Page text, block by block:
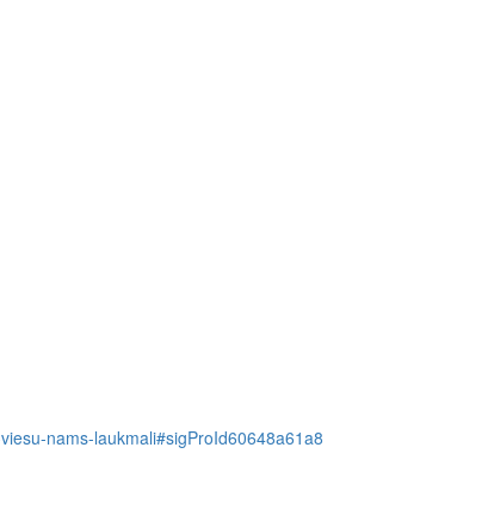
nams-laukmali#sigProId60648a61a8